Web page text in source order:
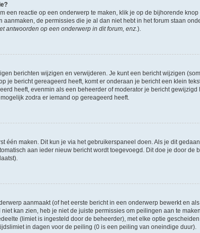
een reactie op een onderwerp te maken, klik je op de bijhorende
de permissies die je al dan niet hebt in het forum staan
antwoorden op een onderwerp in dit forum, enz. ).
berichten wijzigen en verwijderen. Je kunt een bericht wijzigen
je bericht gereageerd heeft, komt er onderaan je bericht een klein
heeft, evenmin als een beheerder of moderator je bericht
zodra er iemand op gereageerd heeft.
één maken. Dit kun je via het gebruikerspaneel doen. Als je dit
aan ieder nieuw bericht wordt toegevoegd. Dit doe je door
aanmaakt (of het eerste bericht in een onderwerp bewerkt en
kan zien, heb je niet de juiste permissies om peilingen aan te
(limiet is ingesteld door de beheerder), met elke optie
in dagen voor de peiling (0 is een peiling van oneindige duur).